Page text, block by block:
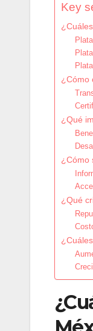
Key
¿Cómo
¿Qué
¿Cómo
¿Qué